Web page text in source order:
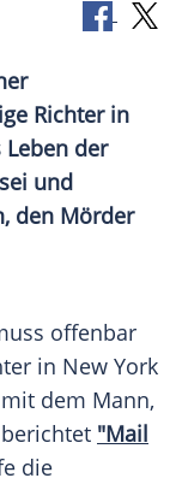
Richter in
Leben der
und
den Mörder
offenbar
in New York
dem Mann,
"Mail
die